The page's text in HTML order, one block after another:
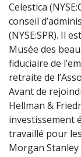
Celestica
conseil
(NYSE:SPR). Il
Musée des
fiduciaire de
retraite de
Avant de
Hellman &
investissement
travaillé pour
Morgan Stanley